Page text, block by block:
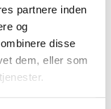
partnere inden
og
disse
dem, eller som